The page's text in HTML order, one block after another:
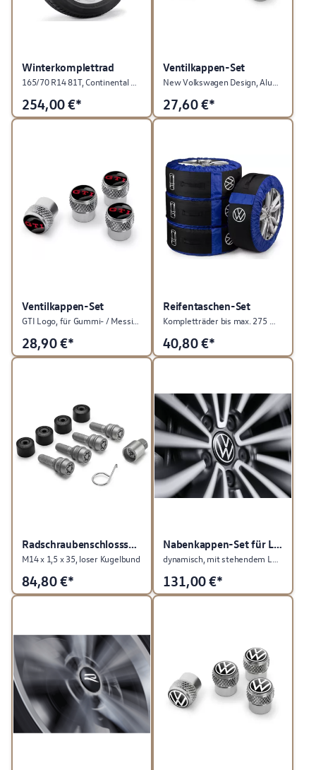
Winterkomplettrad
165/70 R14 81T, Continental WinterContact TS 870, "Corvara", Brillantsilber, rechts
254,00€*
Ventilkappen-Set
New Volkswagen Design, Aluminiumventile
27,60€*
Ventilkappen-Set
GTI Logo, für Gummi- / Messingventile
28,90€*
Reifentaschen-Set
40,80€*
Radschraubenschlosssatz
M14 x 1,5 x 35, loser Kugelbund
84,80€*
Nabenkappen-Set für LM-Felge
dynamisch, mit stehendem Logo im Fahrbetrieb, neues VW Logo
131,00€*